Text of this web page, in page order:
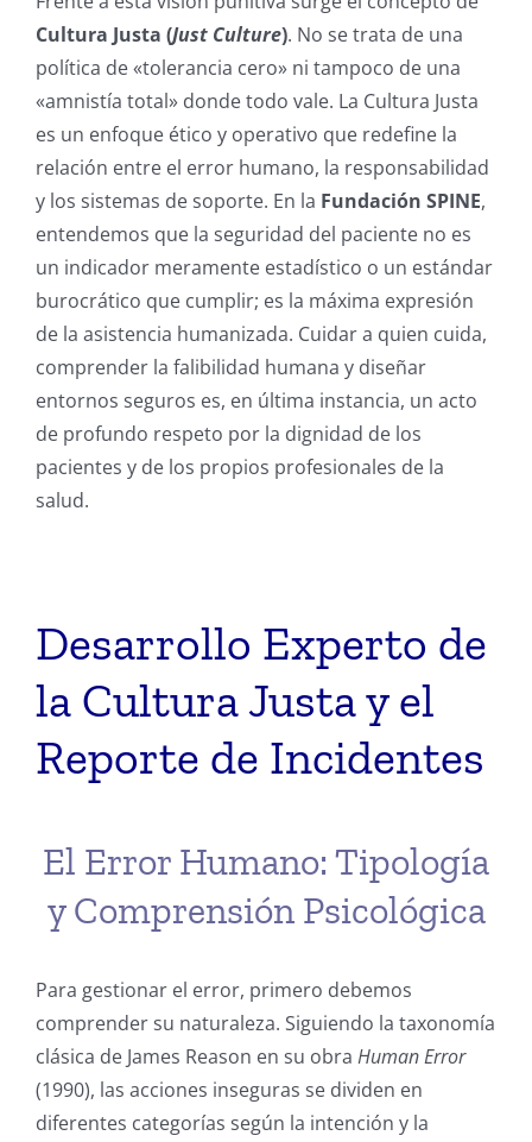
Cultura Justa (Just Culture). No se trata de una
política de «tolerancia cero» ni tampoco de una
«amnistía total» donde todo vale. La Cultura Justa
es un enfoque ético y operativo que redefine la
relación entre el error humano, la responsabilidad
y los sistemas de soporte. En la Fundación SPINE,
entendemos que la seguridad del paciente no es
un indicador meramente estadístico o un estándar
burocrático que cumplir; es la máxima expresión
de la asistencia humanizada. Cuidar a quien cuida,
comprender la falibilidad humana y diseñar
entornos seguros es, en última instancia, un acto
de profundo respeto por la dignidad de los
pacientes y de los propios profesionales de la
salud.
Desarrollo Experto de
la Cultura Justa y el
Reporte de Incidentes
El Error Humano: Tipología
y Comprensión Psicológica
Para gestionar el error, primero debemos
comprender su naturaleza. Siguiendo la taxonomía
clásica de James Reason en su obra Human Error
(1990), las acciones inseguras se dividen en
diferentes categorías según la intención y la